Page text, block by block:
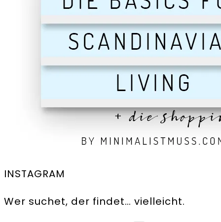
INSTAGRAM
Wer suchet, der findet… vielleicht.